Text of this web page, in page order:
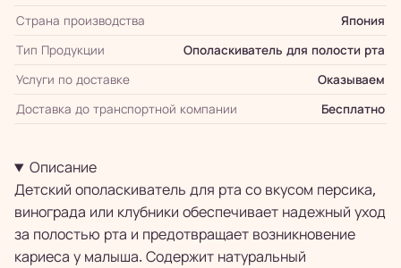
Страна производства
Япония
Тип Продукции
Ополаскиватель для полости рта
Услуги по доставке
Оказываем
Доставка до транспортной компании
Бесплатно
Описание
Детский ополаскиватель для рта со вкусом персика,
винограда или клубники обеспечивает надежный уход
за полостью рта и предотвращает возникновение
кариеса у малыша. Содержит натуральный